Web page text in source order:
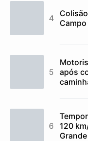
Campo
após
120